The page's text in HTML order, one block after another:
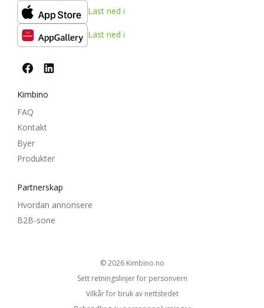
Last ned i
Last ned i
Kimbino
FAQ
Kontakt
Byer
Produkter
Partnerskap
Hvordan annonsere
B2B-sone
© 2026 kimbino.no
Sett retningslinjer for personvern
Vilkår for bruk av nettstedet